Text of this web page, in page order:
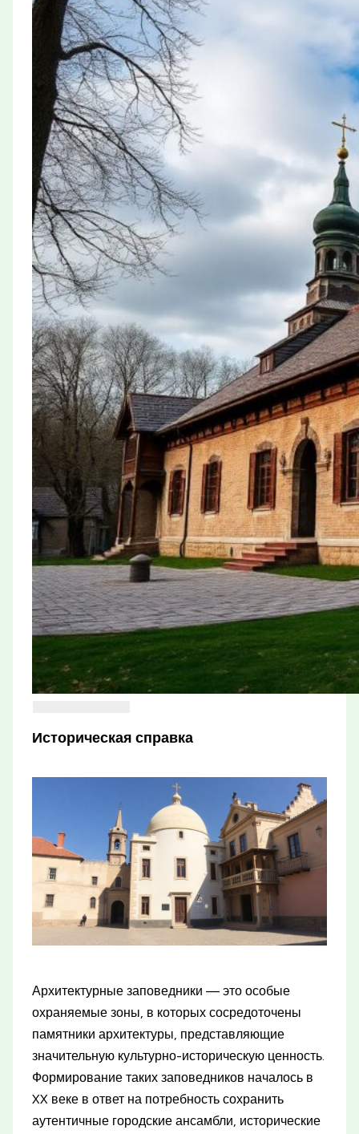
Историческая справка
Архитектурные заповедники — это особые
охраняемые зоны, в которых сосредоточены
памятники архитектуры, представляющие
значительную культурно-историческую ценность.
Формирование таких заповедников началось в
XX веке в ответ на потребность сохранить
аутентичные городские ансамбли, исторические